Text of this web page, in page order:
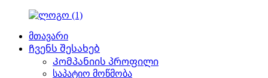
მთავარი
Ჩვენს შესახებ
Კომპანიის პროფილი
საპატიო მოწმობა